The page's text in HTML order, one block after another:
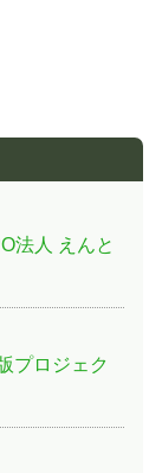
法人 えんと
プロジェク